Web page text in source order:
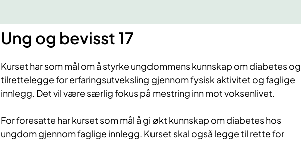
Ung og bevisst 17
Kurset har som mål om å styrke ungdommens kunnskap om diabetes og
tilrettelegge for erfaringsutveksling gjennom fysisk aktivitet og faglige
innlegg. Det vil være særlig fokus på mestring inn mot voksenlivet.
For foresatte har kurset som mål å gi økt kunnskap om diabetes hos
ungdom gjennom faglige innlegg. Kurset skal også legge til rette for